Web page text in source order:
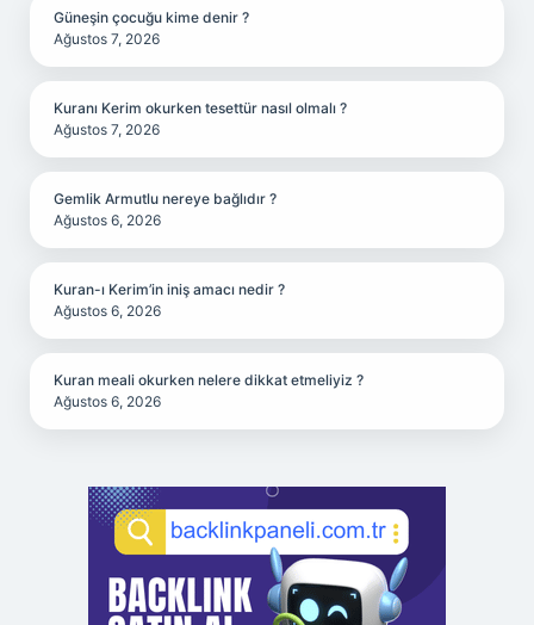
Güneşin çocuğu kime denir ?
Ağustos 7, 2026
Kuranı Kerim okurken tesettür nasıl olmalı ?
Ağustos 7, 2026
Gemlik Armutlu nereye bağlıdır ?
Ağustos 6, 2026
Kuran-ı Kerim’in iniş amacı nedir ?
Ağustos 6, 2026
Kuran meali okurken nelere dikkat etmeliyiz ?
Ağustos 6, 2026